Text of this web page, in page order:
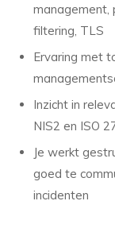
management,
filtering, TLS
Ervaring met
Inzicht in
NIS2 en ISO
Je werkt
goed te
incidenten